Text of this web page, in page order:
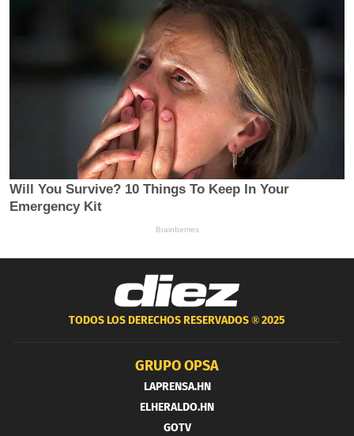
TODOS LOS DERECHOS RESERVADOS ®2025
GRUPO OPSA
LAPRENSA.HN
ELHERALDO.HN
GOTV